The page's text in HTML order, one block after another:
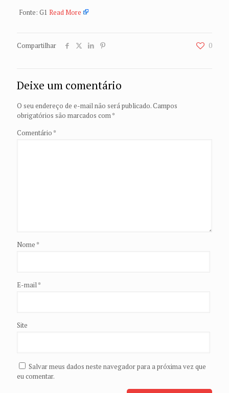
Fonte: G1 Read More
Compartilhar 0
Deixe um comentário
O seu endereço de e-mail não será publicado.Campos
obrigatórios são marcados com*
Comentário *
Nome *
E-mail*
Site
Salvar meus dados neste navegador para a próxima vez que
eu comentar.